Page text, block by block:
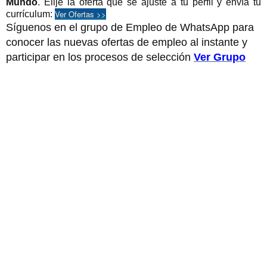
currículum: Ver Ofertas >>
Síguenos en el grupo de Empleo de WhatsApp para
conocer las nuevas ofertas de empleo al instante y
participar en los procesos de selección Ver Grupo